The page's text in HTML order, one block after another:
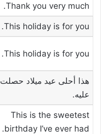
Thank you very much.
This holiday is for you.
This holiday is for you.
هذا أحلى عيد ميلاد حصلت
عليه.
This is the sweetest
birthday I’ve ever had.